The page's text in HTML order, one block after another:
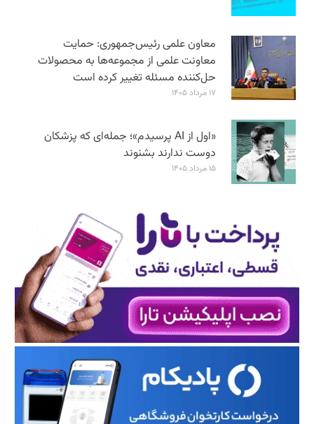
معاون علمی رئیس‌جمهوری: حمایت
معاونت علمی از مجموعه‌ها به محصولات
حل‌کننده مسئله تغییر کرده است
۱۷ مرداد ۱۴۰۵
«اول از AI پرسیدم»؛ جمله‌ای که پزشکان
دوست ندارند بشنوند
۱۵ مرداد ۱۴۰۵